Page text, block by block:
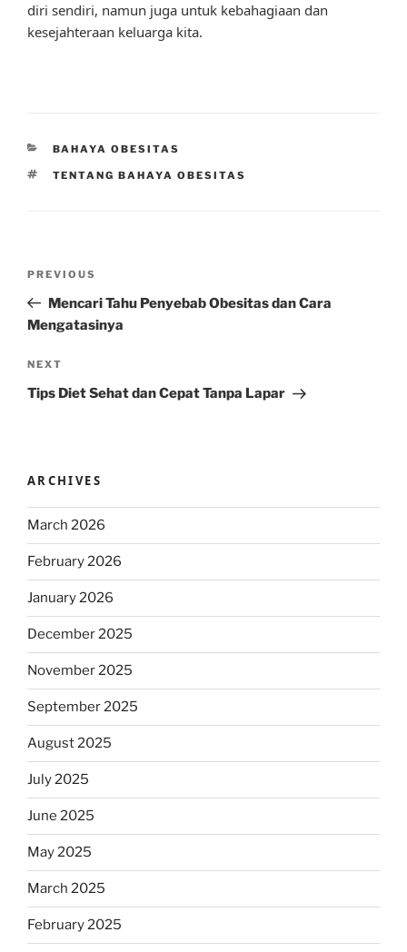
diri sendiri, namun juga untuk kebahagiaan dan
kesejahteraan keluarga kita.
CATEGORIES
BAHAYA OBESITAS
TAGS
TENTANG BAHAYA OBESITAS
Previous
Post
PREVIOUS
Mencari Tahu Penyebab Obesitas dan Cara
Mengatasinya
Next
Post
NEXT
Tips Diet Sehat dan Cepat Tanpa Lapar
ARCHIVES
March 2026
February 2026
January 2026
December 2025
November 2025
September 2025
August 2025
July 2025
June 2025
May 2025
March 2025
February 2025